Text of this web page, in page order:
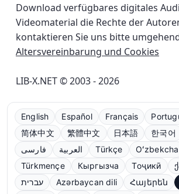
Download verfügbares digitales
Videomaterial die Rechte der
kontaktieren Sie uns bitte
Altersvereinbarung und Cookies
LIB-X.NET © 2003 - 2026
English Español Français
简体中文
繁體中文 日本語 한국어
فارسی
العربية Türkçe Oʻzbekcha
Türkmençe
Кыргызча Тоҷикӣ
עברית
Azərbaycan dili Հայերեն